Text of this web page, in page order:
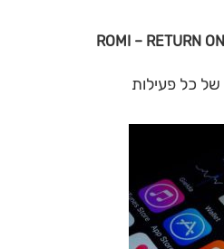
ROMI – RETURN
של כל פעילות